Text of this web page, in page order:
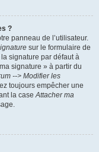
?
panneau de l’utilisateur.
sur le formulaire de
signature par défaut à
signature » à partir du
--> Modifier les
toujours empêcher une
la caseAttacher ma